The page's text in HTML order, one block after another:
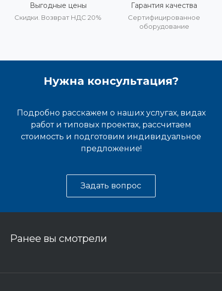
Выгодные цены
Скидки. Возврат НДС 20%
Гарантия качества
Сертифицированное
оборудование
Нужна консультация?
Подробно расскажем о наших услугах, видах
работ и типовых проектах, рассчитаем
стоимость и подготовим индивидуальное
предложение!
Задать вопрос
Ранее вы смотрели